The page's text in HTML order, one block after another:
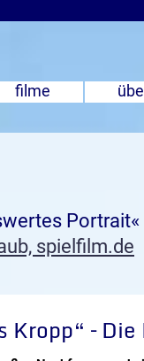
filme
Portrait«
spielfilm.de
Kropp“ –